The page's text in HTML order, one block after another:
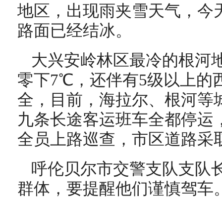
地区，出现雨夹雪天气，今
路面已经结冰。
大兴安岭林区最冷的根河
零下7℃，还伴有5级以上的
全，目前，海拉尔、根河等
九条长途客运班车全都停运
全员上路巡查，市区道路采
呼伦贝尔市交警支队支队
群体，要提醒他们谨慎驾车